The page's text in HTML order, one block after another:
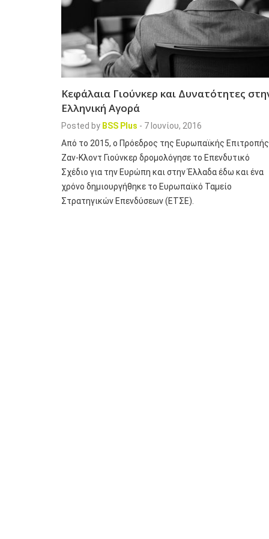
Κεφάλαια Γιούνκερ και Δυνατότητες
Ελληνική Αγορά
Posted by BSS Plus - 7 Ιουνίου, 2016
Από το 2015, ο Πρόεδρος της Ευρωπαϊκής Επιτροπής
Ζαν-Κλοντ Γιούνκερ δρομολόγησε το Επενδυτικό
Σχέδιο για την Ευρώπη και στην Έλλαδα έδω και ένα
χρόνο δημιουργήθηκε το Ευρωπαϊκό Ταμείο
Στρατηγικών Επενδύσεων (ΕΤΣΕ).